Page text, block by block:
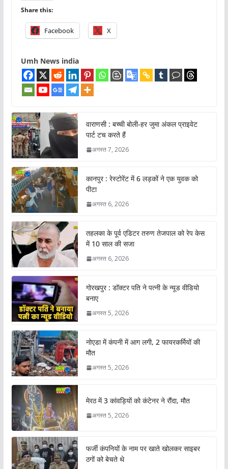
Share this:
Facebook X
Umh News india
वाराणसी : बच्ची बोली-हर जुमा अंकल प्राइवेट
पार्ट टच करते हैं
अगस्त 7, 2026
कानपुर : रेस्टोरेंट में 6 लड़कों ने एक युवक को
पीटा
अगस्त 6, 2026
तहलका के पूर्व एडिटर तरुण तेजपाल को रेप केस
में 10 साल की सजा
अगस्त 6, 2026
गोरखपुर : डॉक्टर पति ने पत्नी के न्यूड वीडियो
बनाए
अगस्त 5, 2026
नोएडा में कंपनी में आग लगी, 2 फायरकर्मियों की
मौत
अगस्त 5, 2026
मेरठ में 3 कांवड़ियों को कंटेनर ने रौंदा, मौत
अगस्त 5, 2026
फर्जी कंपनियों के नाम पर खाते खोलकर साइबर
ठगों को बेचते थे